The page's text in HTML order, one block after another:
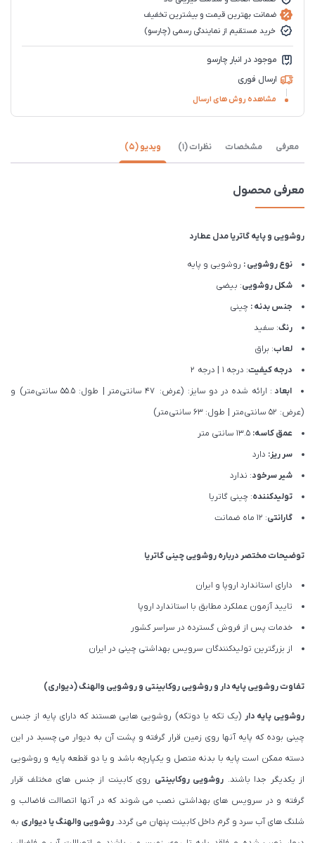
ضمانت بهترین قیمت و بیشترین تخفیف
خرید مستقیم از نمایندگی رسمی (چارسو)
موجود در انبار چارسو
ارسال فوری
مشاهده روش های ارسال
معرفی مشخصات نظرات (1) ویدیو (5)
معرفی محصول
روشویی و پایه گاتریا مدل عطارد
نوع روشویی : روشویی و پایه
شکل روشویی: بیضی
جنس بدنه : چینی
رنگ: سفید
لعاب: براق
درجه کیفیت: درجه 1 | درجه 2
ابعاد
: ارائه شده در دو سایز: (عرض: 47 سانتی‌متر | طول: 55.5 سانتی‌متر) و
(عرض: 52 سانتی‌متر | طول: 63 سانتی‌متر)
عمق کاسه:
سر ریز: دارد
شیر سرخود: ندارد
تولیدکننده: چینی گاتریا
گارانتی: 12 ماه ضمانت
توضیحات مختصر درباره روشویی چینی گاتریا
دارای استاندارد اروپا و ایران
تایید آزمون عملکرد مطابق با استاندارد اروپا
خدمات پس از فروش گسترده در سراسر کشور
از بزرگترین تولیدکنندگان سرویس بهداشتی چینی در ایران
تفاوت روشویی پایه دار و روشویی روکابینتی و روشویی والهنگ (دیواری)
روشویی پایه دار (یک تکه یا دوتکه) روشویی هایی هستند که دارای پایه از جنس
چینی بوده که پایه آنها روی زمین قرار گرفته و پشت آن به دیوار می چسبد در این
دسته ممکن است پایه با بدنه متصل و یکپارچه باشد و یا دو قطعه پایه و روشویی
از یکدیگر جدا باشند. روشویی روکابینتی روی کابینت از جنس های مختلف قرار
گرفته و در سرویس های بهداشتی نصب می شوند که در آنها اتصاالت فاضالب و
شلنگ های آب سرد و گرم داخل کابینت پنهان می گردد. روشویی والهنگ یا دیواری به